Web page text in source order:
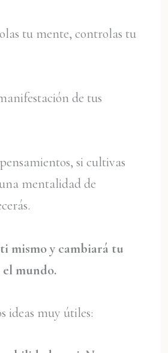
tu mente, controlas tu
de tus
si cultivas
mentalidad de
mismo y cambiará tu
mundo.
ideas muy útiles: